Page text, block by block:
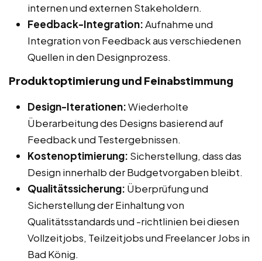
internen und externen Stakeholdern.
Feedback-Integration:Aufnahme und
Integration von Feedback aus verschiedenen
Quellen in den Designprozess.
Produktoptimierung und Feinabstimmung
Design-Iterationen:Wiederholte
Überarbeitung des Designs basierend auf
Feedback und Testergebnissen.
Kostenoptimierung: Sicherstellung, dass das
Design innerhalb der Budgetvorgaben bleibt.
Qualitätssicherung: Überprüfung und
Sicherstellung der Einhaltung von
Qualitätsstandards und -richtlinien bei diesen
Vollzeitjobs, Teilzeitjobs und Freelancer Jobs in
Bad König.